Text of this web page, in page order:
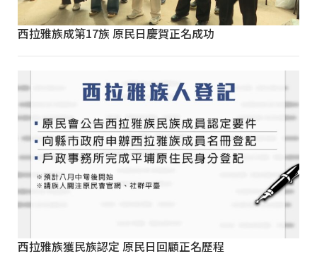
西拉雅族成第17族 原民日慶賀正名成功
西拉雅族獲民族認定 原民日回顧正名歷程